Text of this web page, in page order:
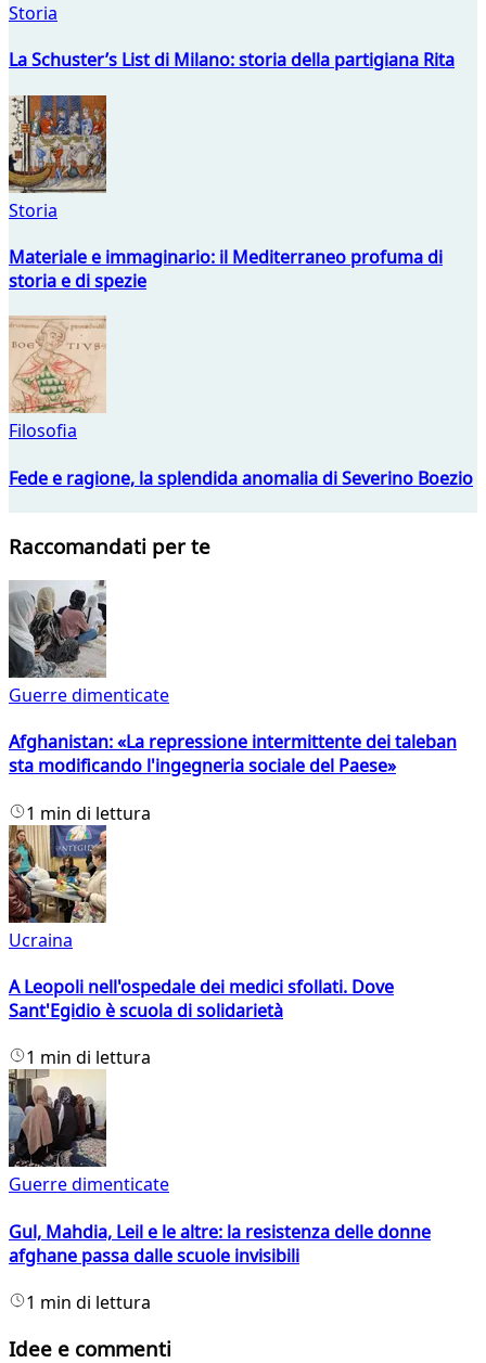
Storia
La Schuster’s List di Milano: storia della partigiana Rita
Storia
Materiale e immaginario: il Mediterraneo profuma di
storia e di spezie
Filosofia
Fede e ragione, la splendida anomalia di Severino Boezio
Raccomandati per te
Guerre dimenticate
Afghanistan: «La repressione intermittente dei taleban
sta modificando l'ingegneria sociale del Paese»
1 min di lettura
Ucraina
A Leopoli nell'ospedale dei medici sfollati. Dove
Sant'Egidio è scuola di solidarietà
1 min di lettura
Guerre dimenticate
Gul, Mahdia, Leil e le altre: la resistenza delle donne
afghane passa dalle scuole invisibili
1 min di lettura
Idee e commenti